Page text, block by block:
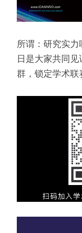
所谓：研究实
日是大家共同
群，锁定学术联